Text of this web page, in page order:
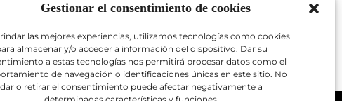
Gestionar el consentimiento de cookies
las mejores experiencias, utilizamos tecnologías como cookies
almacenar y/o acceder a información del dispositivo. Dar su
a estas tecnologías nos permitirá procesar datos como el
de navegación o identificaciones únicas en este sitio. No
dar o retirar el consentimiento puede afectar negativamente a
Reservar tratamientos médico-estéticos